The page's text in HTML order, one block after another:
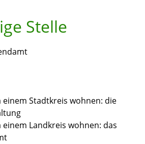
Stelle
einem Stadtkreis wohnen: die
einem Landkreis wohnen: das